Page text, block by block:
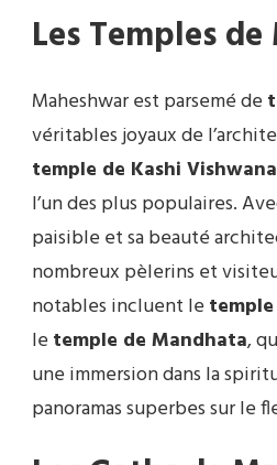
Les Temples
Maheshwar est parsemé de
véritables joyaux de
temple de Kashi
l’un des plus populaires.
paisible et sa beauté
nombreux pèlerins et
notables incluent le
le temple de Mandhata,
une immersion dans la
panoramas superbes sur le